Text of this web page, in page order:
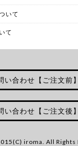
いて
て
い合わせ【ご注文前】
い合わせ【ご注文後】
iroma. All Rights